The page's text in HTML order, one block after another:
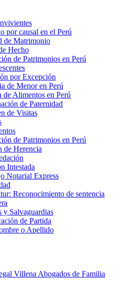
por causal en el Perú
de Matrimonio
Hecho
de Patrimonios en Perú
por Excepción
de Menor en Perú
de Alimentos en Perú
de Paternidad
de Visitas
de Patrimonios en Perú
de Herencia
Intestada
Notarial Express
Reconocimiento de sentencia
y Salvaguardias
de Partida
o Apellido